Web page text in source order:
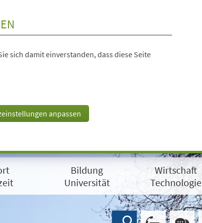
sich damit einverstanden, dass diese Seite
anpassen
Bildung
Universität
Wirtschaft
Technologie